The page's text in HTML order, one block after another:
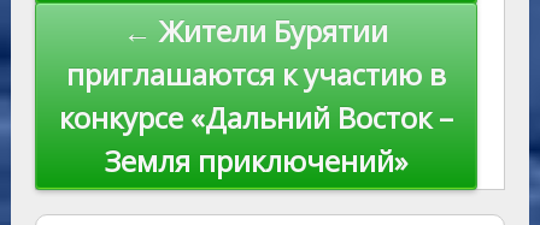
← Жители Бурятии
приглашаются к участию в
конкурсе «Дальний Восток –
Земля приключений»